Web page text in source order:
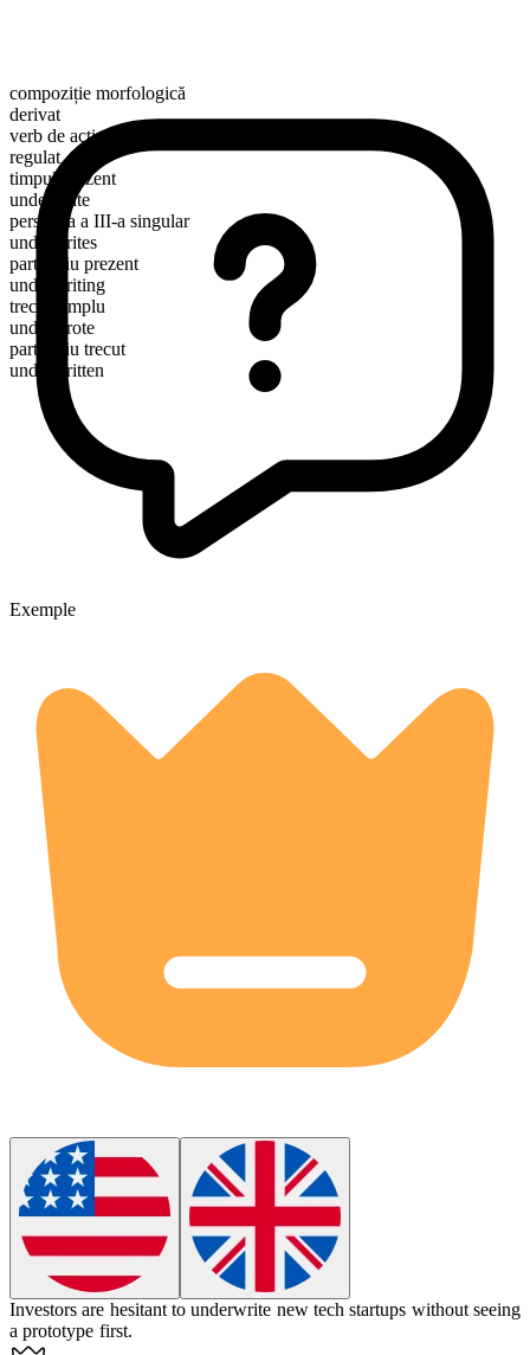
compoziție morfologică
derivat
verb de acțiune
regulat
timpul prezent
underwrite
persoana a III-a singular
underwrites
participiu prezent
underwriting
trecut simplu
underwrote
participiu trecut
underwritten
Exemple
Investors are hesitant tounderwrite new tech startups without seeing
a prototype first.